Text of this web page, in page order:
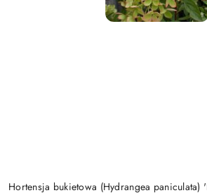
Hortensja bukietowa (Hydrangea paniculata)